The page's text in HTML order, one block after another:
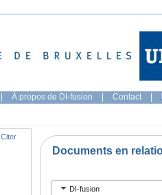
| À propos de DI-fusion | Contact |
Citer
Documents en
DI-fusion